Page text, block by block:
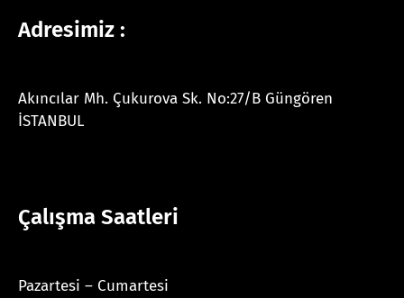
Adresimiz :
Akıncılar Mh. Çukurova Sk. No:27/B Güngören
İSTANBUL
Çalışma Saatleri
Pazartesi – Cumartesi